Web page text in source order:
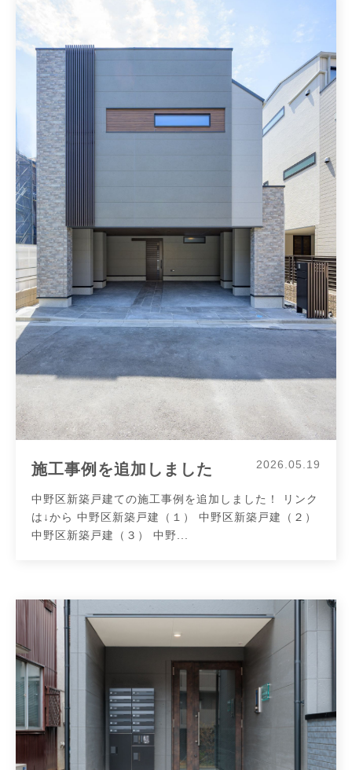
2026.05.19
施工事例を追加しました
中野区新築戸建ての施工事例を追加しました！ リンク
は↓から 中野区新築戸建（１） 中野区新築戸建（２）
中野区新築戸建（３） 中野...